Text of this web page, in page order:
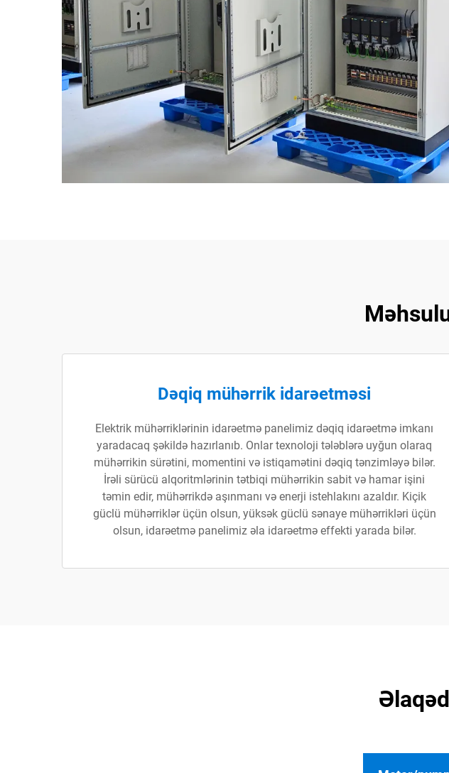
Dəqiq mühərrik idarəetməsi
Elektrik mühərriklərinin idarəetmə panelimiz dəqiq idarəetmə imkanı
yaradacaq şəkildə hazırlanıb. Onlar texnoloji tələblərə uyğun olaraq
mühərrikin sürətini, momentini və istiqamətini dəqiq tənzimləyə bilər.
İrəli sürücü alqoritmlərinin tətbiqi mühərrikin sabit və hamar işini
təmin edir, mühərrikdə aşınmanı və enerji istehlakını azaldır. Kiçik
güclü mühərriklər üçün olsun, yüksək güclü sənaye mühərrikləri üçün
olsun, idarəetmə panelimiz əla idarəetmə effekti yarada bilər.